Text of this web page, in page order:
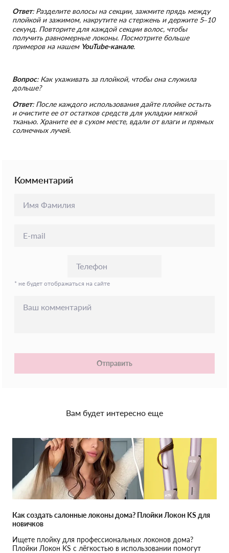
Ответ: Разделите волосы на секции, зажмите прядь между
плойкой и зажимом, накрутите на стержень и держите 5–10
секунд. Повторите для каждой секции волос, чтобы
получить равномерные локоны. Посмотрите больше
примеров на нашем YouTube-канале.
Вопрос: Как ухаживать за плойкой, чтобы она служила
дольше?
Ответ: После каждого использования дайте плойке остыть
и очистите ее от остатков средств для укладки мягкой
тканью. Храните ее в сухом месте, вдали от влаги и прямых
солнечных лучей.
Комментарий
* не будет отображаться на сайте
Отправить
Вам будет интересно еще
Как создать салонные локоны дома? Плойки Локон KS для
новичков
Ищете плойку для профессиональных локонов дома?
Плойки Локон KS с лёгкостью в использовании помогут